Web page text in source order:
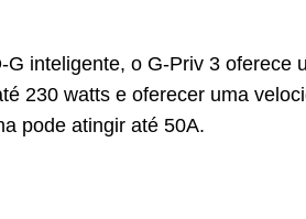
inteligente, o G-Priv 3 oferece
230 watts e oferecer uma
pode atingir até 50A.